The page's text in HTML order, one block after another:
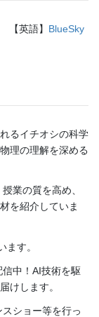
【英語】 BlueSky
るイチオシの科学
理の理解を深める
業の質を高め、
を紹介していま
ます。
中！AI技術を駆
けします。
ショー等を行っ